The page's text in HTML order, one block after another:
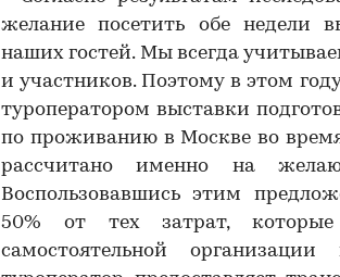
желание посетить обе недели
наших гостей. Мы всегда
и участников. Поэтому в этом
туроператором выставки
по проживанию в Москве во
рассчитано именно на
Воспользовавшись этим
50% от тех затрат,
самостоятельной